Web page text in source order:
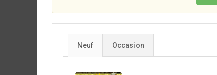
Neuf Occasion